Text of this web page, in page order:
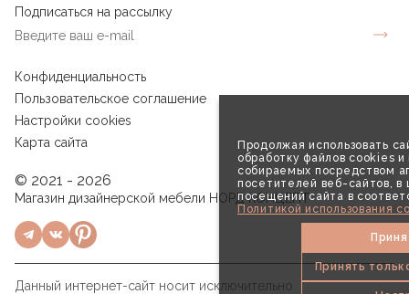
Продолжая использовать
обработку файлов cookies и
собираемых посредством
посетителей веб-сайтов, в
посещений сайта в
Политикой использования
Принять
Подписаться на рассылку
Конфиденциальность
Пользовательское соглашение
Настройки cookies
Карта сайта
© 2021 - 2026
Магазин дизайнерской мебели НОРД КОНЦЕПТ
Данный интернет-сайт носит исключительно